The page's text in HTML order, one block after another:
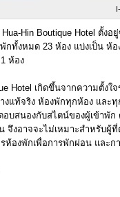
Hin Boutique Hotel ตั้ง
พักทั้งหมด 23 ห้อง แบ่งเป็น
ห้อง
Hotel เกิดขึ้นจากความตั้ง
งแท้จริง ห้องพักทุกห้อง แล
บสนองกับสไตน์ของผู้เข้าพั
จึงอาจจะไม่เหมาะสำหรับผู้
ห้องพักเพื่อการพักผ่อน และก